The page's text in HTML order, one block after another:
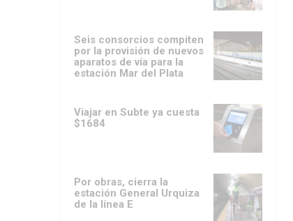
Seis consorcios compiten
por la provisión de nuevos
aparatos de vía para la
estación Mar del Plata
Viajar en Subte ya cuesta
$1684
Por obras, cierra la
estación General Urquiza
de la línea E